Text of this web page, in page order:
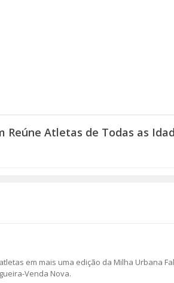
Reúne Atletas de Todas as
em mais uma edição da Milha Urbana
Venda Nova.